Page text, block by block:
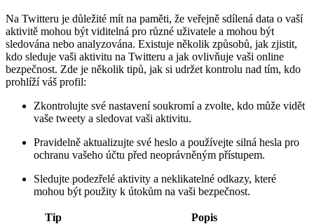
Na Twitteru je důležité mít na paměti, že veřejně sdílená data o vaší
aktivitě mohou být viditelná pro různé uživatele a mohou být
sledována nebo analyzována. Existuje několik způsobů, jak zjistit,
kdo sleduje vaši aktivitu na Twitteru a jak ovlivňuje vaši online
bezpečnost. Zde je několik tipů, jak si udržet kontrolu nad tím, kdo
prohlíží váš profil:
Zkontrolujte své nastavení soukromí a zvolte, kdo může vidět
vaše tweety a sledovat vaši aktivitu.
Pravidelně aktualizujte své heslo a používejte silná hesla pro
ochranu vašeho účtu před neoprávněným přístupem.
Sledujte podezřelé aktivity a neklikatelné odkazy, které
mohou být použity k útokům na vaši bezpečnost.
Tip
Popis